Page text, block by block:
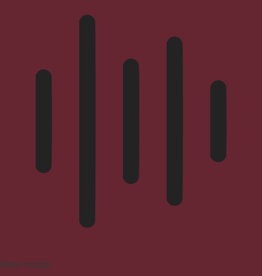
Mode aveugle